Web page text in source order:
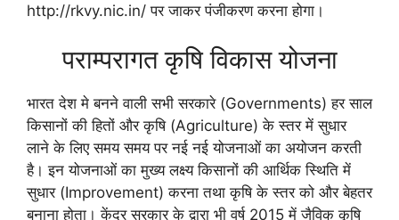
http://rkvy.nic.in/ पर जाकर पंजीकरण करना होगा।
पराम्परागत कृषि विकास योजना
भारत देश मे बनने वाली सभी सरकारे (Governments) हर साल
किसानों की हितों और कृषि (Agriculture) के स्तर में सुधार
लाने के लिए समय समय पर नई नई योजनाओं का अयोजन करती
है। इन योजनाओं का मुख्य लक्ष्य किसानों की आर्थिक स्थिति में
सुधार (Improvement) करना तथा कृषि के स्तर को और बेहतर
बनाना होता। केंद्र सरकार के द्वारा भी वर्ष 2015 में जैविक कृषि